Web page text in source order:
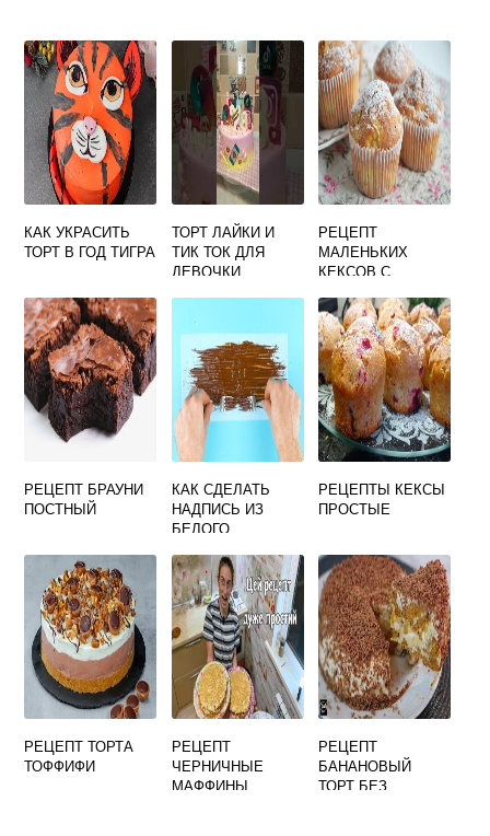
КАК УКРАСИТЬ
ТОРТ В ГОД ТИГРА
ТОРТ ЛАЙКИ И
ТИК ТОК ДЛЯ
ДЕВОЧКИ
РЕЦЕПТ
МАЛЕНЬКИХ
КЕКСОВ С
РЕЦЕПТ БРАУНИ
ПОСТНЫЙ
КАК СДЕЛАТЬ
НАДПИСЬ ИЗ
БЕЛОГО
ТОРТЕ В
ДОМАШНИХ
УСЛОВИЯХ
РЕЦЕПТЫ КЕКСЫ
ПРОСТЫЕ
РЕЦЕПТ ТОРТА
ТОФФИФИ
РЕЦЕПТ
ЧЕРНИЧНЫЕ
МАФФИНЫ
РЕЦЕПТ
БАНАНОВЫЙ
ТОРТ БЕЗ